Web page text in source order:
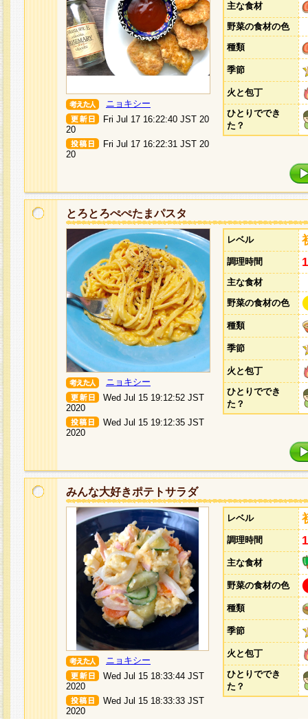
ニョキシー
Fri Jul 17 16:22:40 JST 20
20
Fri Jul 17 16:22:31 JST 20
20
主な食材
野菜の食材の色
種類
季節
火と包丁
ひとりででき
た？
とろとろぺぺたまパスタ
ニョキシー
Wed Jul 15 19:12:52 JST
2020
Wed Jul 15 19:12:35 JST
2020
レベル
調理時間
主な食材
野菜の食材の色
種類
季節
火と包丁
ひとりででき
た？
みんな大好きポテトサラダ
ニョキシー
Wed Jul 15 18:33:44 JST
2020
Wed Jul 15 18:33:33 JST
2020
レベル
調理時間
主な食材
野菜の食材の色
種類
季節
火と包丁
ひとりででき
た？